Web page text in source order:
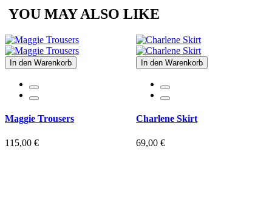
YOU MAY ALSO LIKE
In den Warenkorb
Maggie Trousers
115,00 €
In den Warenkorb
Charlene Skirt
69,00 €